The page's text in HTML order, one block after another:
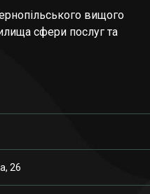
вищого
сфери послуг та
26